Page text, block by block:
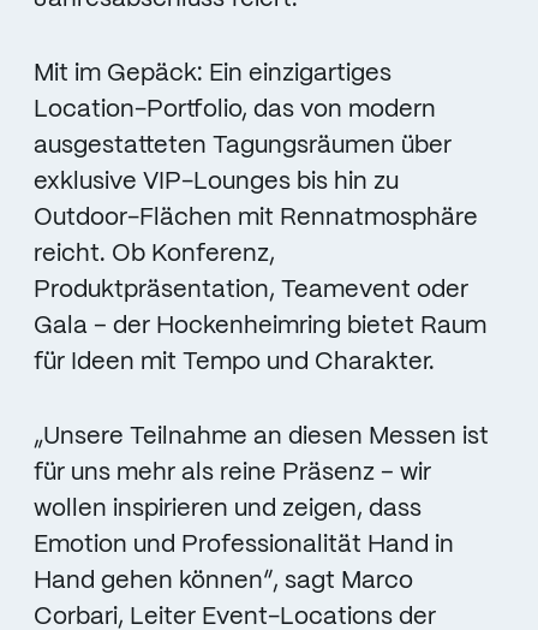
Mit im Gepäck: Ein einzigartiges
Location-Portfolio, das von modern
ausgestatteten Tagungsräumen über
exklusive VIP-Lounges bis hin zu
Outdoor-Flächen mit Rennatmosphäre
reicht. Ob Konferenz,
Produktpräsentation, Teamevent oder
Gala – der Hockenheimring bietet Raum
für Ideen mit Tempo und Charakter.
„Unsere Teilnahme an diesen Messen ist
für uns mehr als reine Präsenz – wir
wollen inspirieren und zeigen, dass
Emotion und Professionalität Hand in
Hand gehen können“, sagt Marco
Corbari, Leiter Event-Locations der